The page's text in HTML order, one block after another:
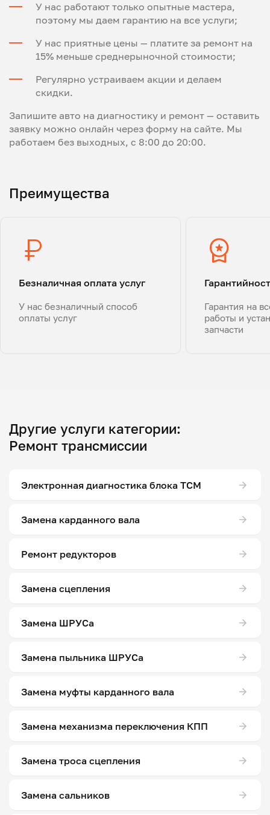
У нас работают только опытные мастера,
поэтому мы даем гарантию на все услуги;
У нас приятные цены — платите за ремонт на
15% меньше среднерыночной стоимости;
Регулярно устраиваем акции и делаем
скидки.
Запишите авто на диагностику и ремонт — оставить
заявку можно онлайн через форму на сайте. Мы
работаем без выходных, с 8:00 до 20:00.
Преимущества
Безналичная оплата услуг
У нас безналичный способ
оплаты услуг
Гарантия на
работы и
запчасти
Другие услуги категории:
Ремонт трансмиссии
Электронная диагностика блока ТСМ
Замена карданного вала
Ремонт редукторов
Замена сцепления
Замена ШРУСа
Замена пыльника ШРУСа
Замена муфты карданного вала
Замена механизма переключения КПП
Замена троса сцепления
Замена сальников